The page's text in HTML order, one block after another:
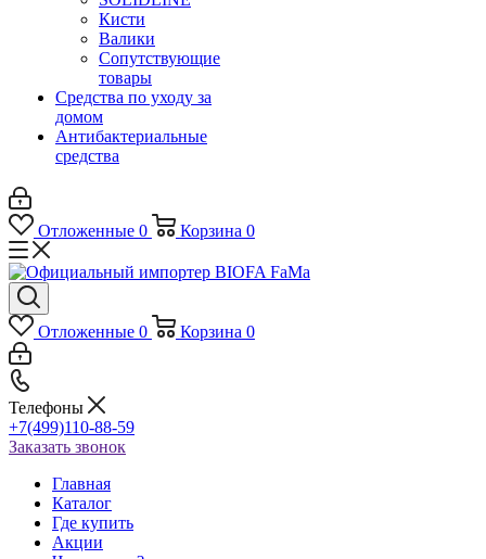
Кисти
Валики
Сопутствующие
товары
Средства по уходу за
домом
Антибактериальные
средства
Отложенные 0 Корзина 0
Отложенные 0 Корзина 0
Телефоны
+7(499)110-88-59
Заказать звонок
Главная
Каталог
Где купить
Акции